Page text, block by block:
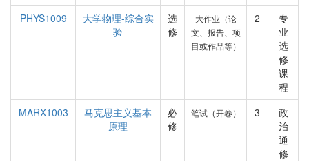
PHYS1009
大学物理-综合实
验
选
修
大作业（论
文、报告、项
目或作品等）
2
专
业
选
修
课
程
MARX1003
马克思主义基本
原理
必
修
笔试（开卷） 3
政
治
通
修